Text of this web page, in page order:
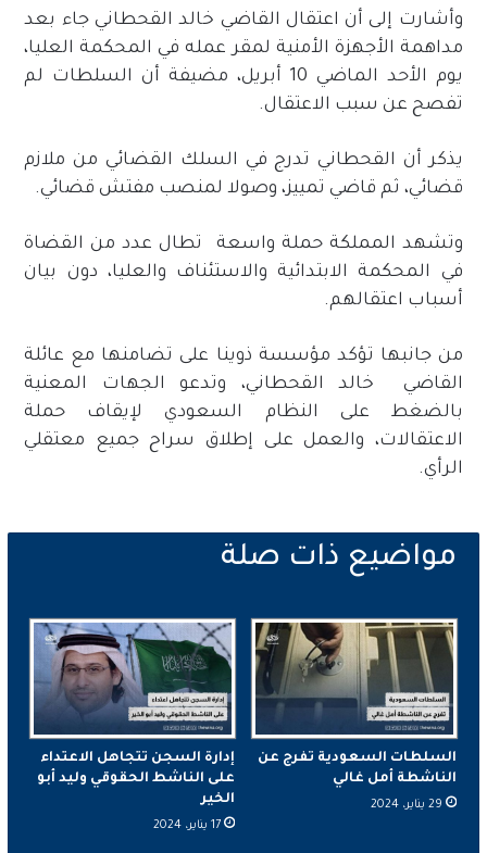
وأشارت إلى أن اعتقال القاضي خالد القحطاني جاء بعد
مداهمة الأجهزة الأمنية لمقر عمله في المحكمة العليا،
يوم الأحد الماضي 10 أبريل، مضيفة أن السلطات لم
تفصح عن سبب الاعتقال.
يذكر أن القحطاني تدرج في السلك القضائي من ملازم
قضائي، ثم قاضي تمييز، وصولا لمنصب مفتش قضائي.
وتشهد المملكة حملة واسعة تطال عدد من القضاة
في المحكمة الابتدائية والاستئناف والعليا، دون بيان
أسباب اعتقالهم.
من جانبها تؤكد مؤسسة ذوينا على تضامنها مع عائلة
القاضي خالد القحطاني، وتدعو الجهات المعنية
بالضغط على النظام السعودي لإيقاف حملة
الاعتقالات، والعمل على إطلاق سراح جميع معتقلي
الرأي.
السلطات السعودية تفرج عن
الناشطة أمل غالي
29 يناير، 2024
إدارة السجن تتجاهل الاعتداء
على الناشط الحقوقي وليد أبو
الخير
17 يناير، 2024